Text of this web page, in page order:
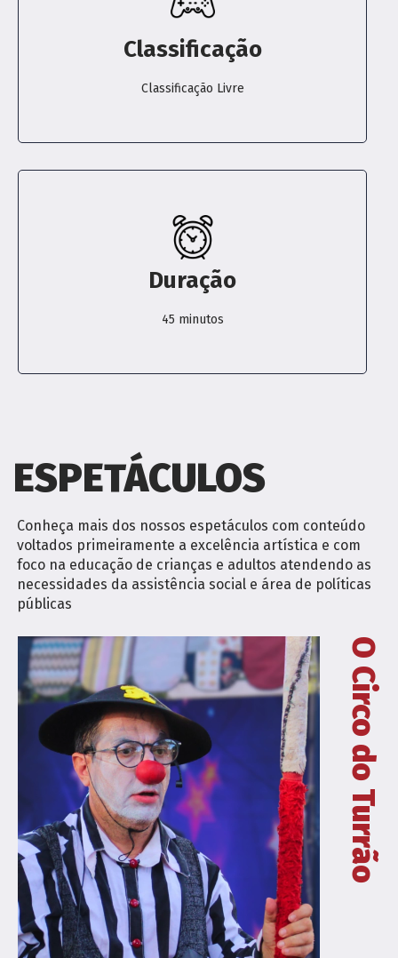
Classificação
Classificação Livre
Duração
45 minutos
ESPETÁCULOS
Conheça mais dos nossos espetáculos com conteúdo
voltados primeiramente a excelência artística e com
foco na educação de crianças e adultos atendendo as
necessidades da assistência social e área de políticas
públicas
O Circo do Turrão